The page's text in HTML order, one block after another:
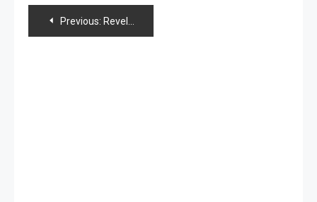
Navegación
Previous: Revelaciones de Akimoto en «7gogo», «Super Smash AKB» y news 48